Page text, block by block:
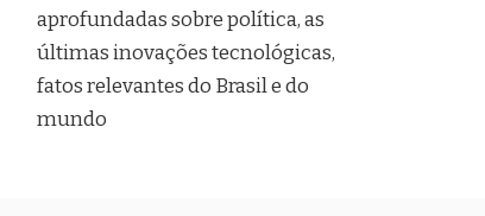
aprofundadas sobre política, as
últimas inovações tecnológicas,
fatos relevantes do Brasil e do
mundo